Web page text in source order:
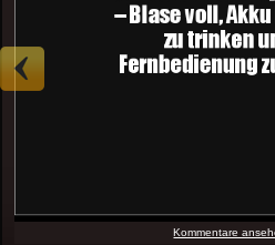
Kommentare